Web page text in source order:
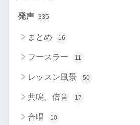
発声 335
まとめ 16
フースラー 11
レッスン風景 50
共鳴、倍音 17
合唱 10